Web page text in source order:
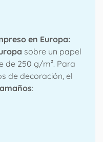
en Europa:
sobre un papel
de 250 g/m². Para
de decoración, el
: